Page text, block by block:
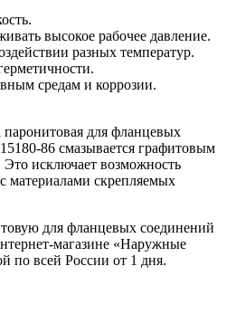
высокое рабочее давление.
разных температур.
средам и коррозии.
для фланцевых
86 смазывается графитовым
исключает возможность
материалами скрепляемых
для фланцевых соединений
магазине «Наружные
по всей России от 1 дня.